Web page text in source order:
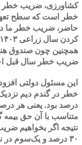
کشاورزی، ضریب خطر
خطر است که سطح
حاضر، ضریب خطر ما
همچنین چون صندوق
ضریب خطر سال قبل
درصد بود. یعنی هر
متناسب با آن حق بیمه
نتیجه اگر بخواهیم
۳۰ درصد و یک‌سوم